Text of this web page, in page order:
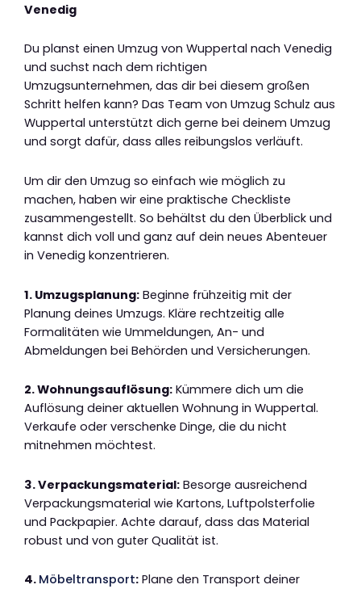
Venedig
Du planst einen Umzug von Wuppertal nach Venedig
und suchst nach dem richtigen
Umzugsunternehmen, das dir bei diesem großen
Schritt helfen kann? Das Team von Umzug Schulz aus
Wuppertal unterstützt dich gerne bei deinem Umzug
und sorgt dafür, dass alles reibungslos verläuft.
Um dir den Umzug so einfach wie möglich zu
machen, haben wir eine praktische Checkliste
zusammengestellt. So behältst du den Überblick und
kannst dich voll und ganz auf dein neues Abenteuer
in Venedig konzentrieren.
1. Umzugsplanung: Beginne frühzeitig mit der
Planung deines Umzugs. Kläre rechtzeitig alle
Formalitäten wie Ummeldungen, An- und
Abmeldungen bei Behörden und Versicherungen.
2. Wohnungsauflösung: Kümmere dich um die
Auflösung deiner aktuellen Wohnung in Wuppertal.
Verkaufe oder verschenke Dinge, die du nicht
mitnehmen möchtest.
3. Verpackungsmaterial: Besorge ausreichend
Verpackungsmaterial wie Kartons, Luftpolsterfolie
und Packpapier. Achte darauf, dass das Material
robust und von guter Qualität ist.
4. Möbeltransport: Plane den Transport deiner